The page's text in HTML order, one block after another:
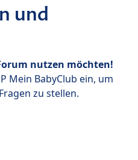
und
nutzen möchten!
Mein BabyClub ein, um
zu stellen.